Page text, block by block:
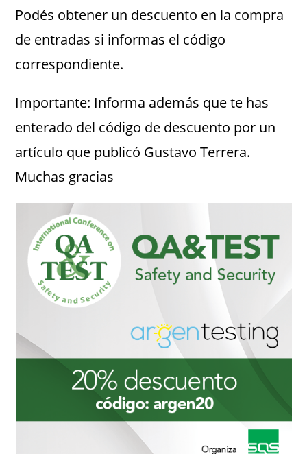
Podés obtener un descuento en la compra
de entradas si informas el código
correspondiente.
Importante: Informa además que te has
enterado del código de descuento por un
artículo que publicó Gustavo Terrera.
Muchas gracias